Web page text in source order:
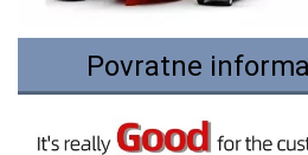
Povratne